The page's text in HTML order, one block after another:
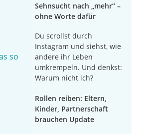
Sehnsucht nach „mehr“ –
ohne Worte dafür
Du scrollst durch
Instagram und siehst, wie
andere ihr Leben
umkrempeln. Und denkst:
Warum nicht ich?
Rollen reiben: Eltern,
Kinder, Partnerschaft
brauchen Update